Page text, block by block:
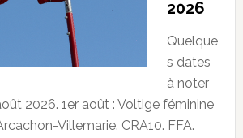
2026
Quelque
s dates
à noter
2026. 1er août : Voltige féminine
Villemarie. CRA10. FFA.